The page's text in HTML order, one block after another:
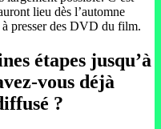
lieu dès l’automne
presser des DVD du film.
étapes jusqu’à
vous déjà
?